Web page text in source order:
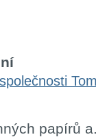
papírů